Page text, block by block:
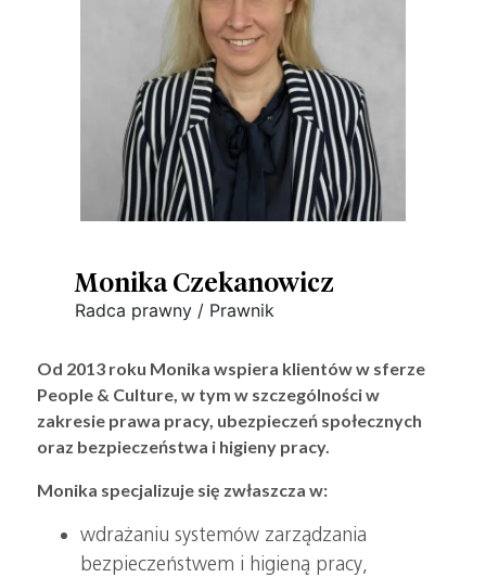
Monika Czekanowicz
Radca prawny / Prawnik
Od 2013 roku Monika wspiera klientów w sferze
People & Culture, w tym w szczególności w
zakresie prawa pracy, ubezpieczeń społecznych
oraz bezpieczeństwa i higieny pracy.
Monika specjalizuje się zwłaszcza w:
wdrażaniu systemów zarządzania
bezpieczeństwem i higieną pracy,